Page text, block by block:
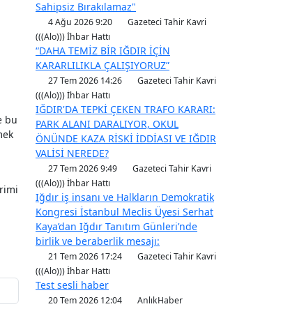
bu
Sahipsiz Bırakılamaz"
4 Ağu 2026 9:20
Gazeteci Tahir Kavri
(((Alo))) İhbar Hattı
“DAHA TEMİZ BİR IĞDIR İÇİN
KARARLILIKLA ÇALIŞIYORUZ”
27 Tem 2026 14:26
Gazeteci Tahir Kavri
(((Alo))) İhbar Hattı
IĞDIR'DA TEPKİ ÇEKEN TRAFO KARARI:
PARK ALANI DARALIYOR, OKUL
ÖNÜNDE KAZA RİSKİ İDDİASI VE IĞDIR
VALİSİ NEREDE?
27 Tem 2026 9:49
Gazeteci Tahir Kavri
(((Alo))) İhbar Hattı
Iğdır iş insanı ve Halkların Demokratik
Kongresi İstanbul Meclis Üyesi Serhat
Kaya’dan Iğdır Tanıtım Günleri’nde
birlik ve beraberlik mesajı:
21 Tem 2026 17:24
Gazeteci Tahir Kavri
(((Alo))) İhbar Hattı
Test sesli haber
20 Tem 2026 12:04 AnlıkHaber